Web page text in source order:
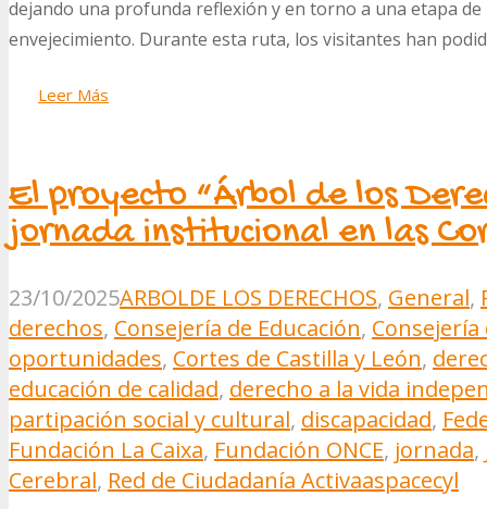
dejando una profunda reflexión y en torno a una etapa
envejecimiento. Durante esta ruta, los visitantes han
Leer Más
El proyecto “Árbol de los
jornada institucional en las
23/10/2025ARBOLDE LOS DERECHOS, General,
derechos, Consejería de Educación, Consejería
oportunidades, Cortes de Castilla y León,
educación de calidad, derecho a la vida
partipación social y cultural, discapacidad,
Fundación La Caixa, Fundación ONCE, jornada,
Cerebral, Red de Ciudadanía Activaaspacecyl